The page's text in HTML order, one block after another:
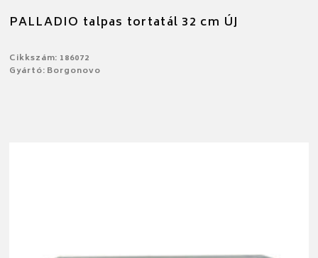
PALLADIO talpas tortatál 32 cm ÚJ
Cikkszám: 186072
Gyártó: Borgonovo